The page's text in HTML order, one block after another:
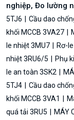
nghiệp, Đo lường
5TJ6
Cầu dao
khối MCCB 3VA27
le nhiệt 3MU7
Rơ-
nhiệt 3RU6/5
Phụ
le an toàn 3SK2
5TJ4
Cầu dao
khối MCCB 3VA1
quá tải 3RU5
MÁY